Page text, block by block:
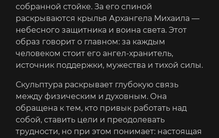
собранной стойке. За его спиной
раскрываются крылья Архангела Михаила —
небесного защитника и воина света. Этот
образ говорит о главном: за каждым
человеком стоит его ангел-хранитель,
источник поддержки, мужества и тихой силы.
Скульптура раскрывает глубокую связь
между физическим и духовным. Она
обращена к тем, кто привык работать над
собой, ставить цели и преодолевать
трудности, но при этом понимает: настоящая